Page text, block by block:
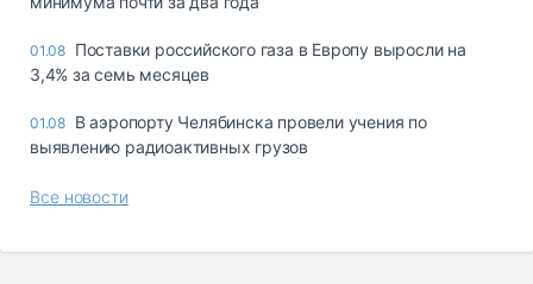
01.08 Поставки российского газа в Европу выросли на
3,4% за семь месяцев
01.08 В аэропорту Челябинска провели учения по
выявлению радиоактивных грузов
Все новости